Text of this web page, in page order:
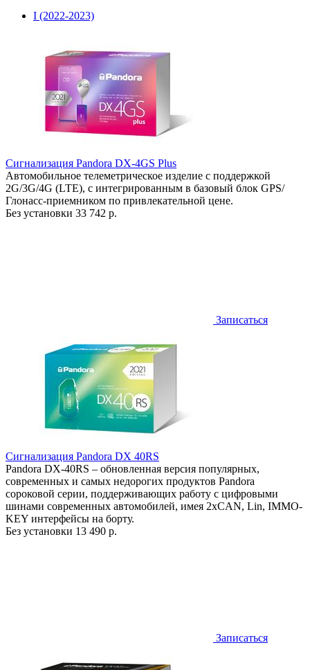
I (2022-2023)
Сигнализация Pandora DX-4GS Plus
Автомобильное телеметрическое изделие с поддержкой
2G/3G/4G (LTE), с интегрированным в базовый блок GPS/
Глонасс-приемником по привлекательной цене.
Без установки 33 742 р.
Записаться
Сигнализация Pandora DX 40RS
Pandora DX-40RS – обновленная версия популярных,
современных и самых недорогих продуктов Pandora
сороковой серии, поддерживающих работу с цифровыми
шинами современных автомобилей, имея 2хCAN, Lin, IMMO-
KEY интерфейсы на борту.
Без установки 13 490 р.
Записаться